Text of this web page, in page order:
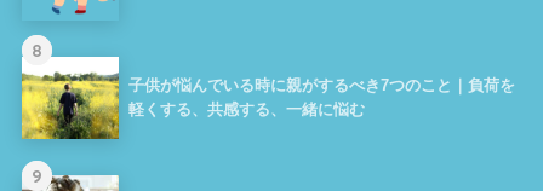
8
子供が悩んでいる時に親がするべき7つのこと｜負荷を
軽くする、共感する、一緒に悩む
9